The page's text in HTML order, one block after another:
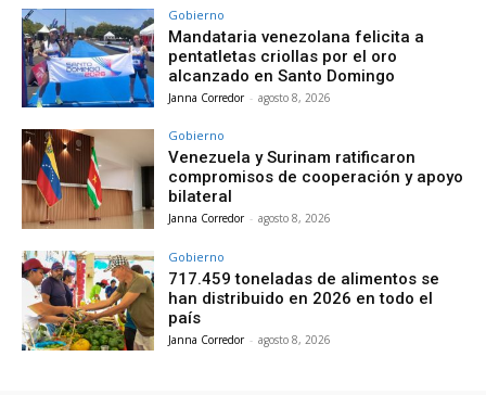
Gobierno
Mandataria venezolana felicita a
pentatletas criollas por el oro
alcanzado en Santo Domingo
Janna Corredor - agosto 8, 2026
Gobierno
Venezuela y Surinam ratificaron
compromisos de cooperación y apoyo
bilateral
Janna Corredor - agosto 8, 2026
Gobierno
717.459 toneladas de alimentos se
han distribuido en 2026 en todo el
país
Janna Corredor - agosto 8, 2026